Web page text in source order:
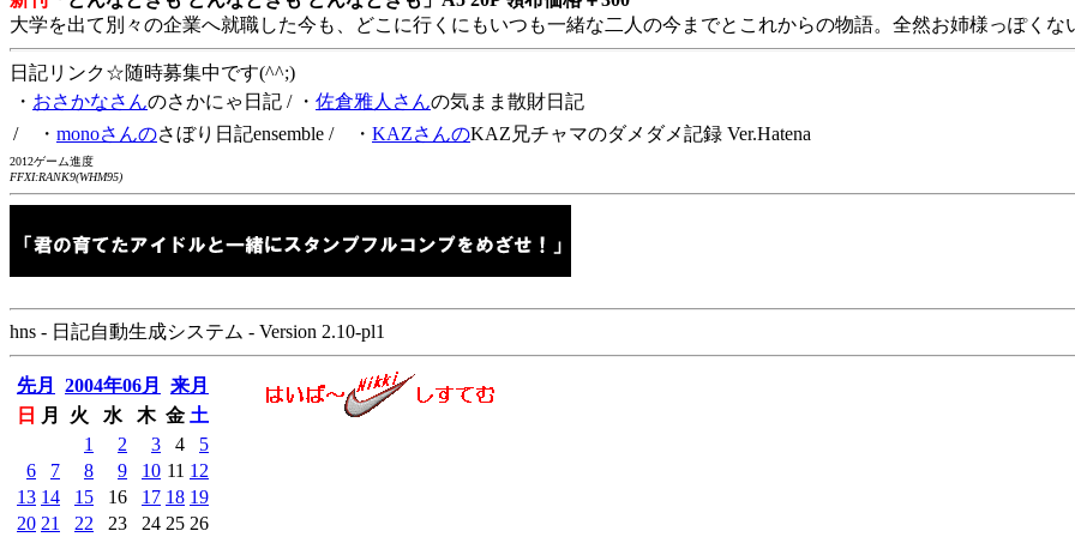
大学を出て別々の企業へ就職した今も、どこに行くにもいつも一緒な二人の今までとこれからの物語。全然お姉様っぽくな
日記リンク☆随時募集中です(^^;)
・ おさかなさんのさかにゃ日記 / ・ 佐倉雅人さんの気まま散財日記
/ ・ monoさんのさぼり日記ensemble / ・ KAZさんのKAZ兄チャマのダメダメ記録 Ver.Hatena
2012ゲーム進度
FFXI:RANK9(WHM95)
hns - 日記自動生成システム - Version 2.10-pl1
先月 2004年06月
来月
日
月 火 水 木 金 土
1
2 3 4
5
6
7 8 9 10 11 12
13 14 15 16 17 18 19
20 21 22 23 24 25 26